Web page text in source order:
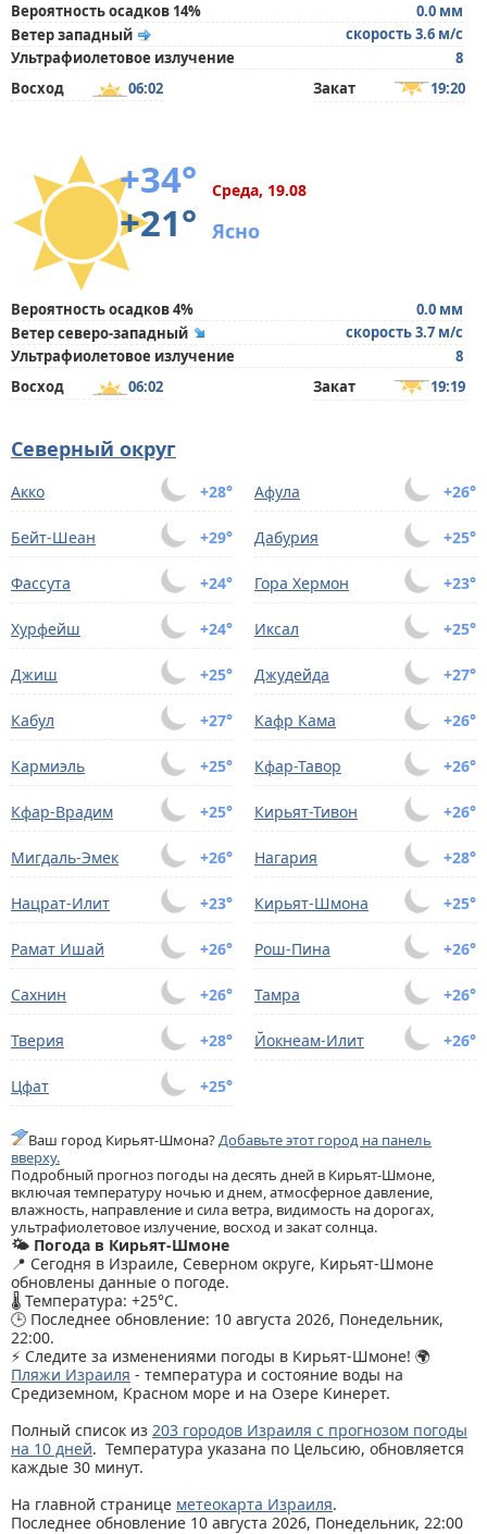
Вероятность осадков 14%
0.0 мм
Ветер западный
скорость 3.6 м/с
Ультрафиолетовое излучение
8
Восход
06:02 Закат 19:20
+34°
+21°
Среда, 19.08
Ясно
Вероятность осадков 4%
0.0 мм
Ветер северо-западный
скорость 3.7 м/с
Ультрафиолетовое излучение
8
Восход
06:02 Закат 19:19
Северный округ
+28°
Акко +26°
Афула
+29°
Бейт-Шеан +25°
Дабурия
+24°
Фассута +23°
Гора Хермон
+24°
Хурфейш +25°
Иксал
+25°
Джиш +27°
Джудейда
+27°
Кабул +26°
Кафр Кама
+25°
Кармиэль +26°
Кфар-Тавoр
+25°
Кфар-Врадим +26°
Кирьят-Тивон
+26°
Мигдаль-Эмек +28°
Нагария
+23°
Нацрат-Илит +25°
Кирьят-Шмона
+26°
Рамат Ишай +26°
Рoш-Пина
+26°
Сахнин +26°
Тамра
+28°
Тверия +26°
Йокнеам-Илит
+25°
Цфат
Ваш город Кирьят-Шмона?Добавьте этот город на панель
вверху.
Подробный прогноз погоды на десять дней в Кирьят-Шмоне,
включая температуру ночью и днем, атмосферное давление,
влажность, направление и сила ветра, видимость на дорогах,
ультрафиолетовое излучение, восход и закат солнца.
🌤️ Погода в Кирьят-Шмоне
📍 Сегодня в Израиле, Северном округе, Кирьят-Шмоне
обновлены данные о погоде.
🌡️ Температура: +25°C.
🕒 Последнее обновление: 10 августа 2026, Понедельник,
22:00.
⚡ Следите за изменениями погоды в Кирьят-Шмоне! 🌍
Пляжи Израиля - температура и состояние воды на
Средиземном, Красном море и на Озере Кинерет.
Полный список из 203 городов Израиля с прогнозом погоды
на 10 дней. Температура указана по Цельсию, обновляется
каждые 30 минут.
На главной странице метеокарта Израиля.
Последнее обновление 10 августа 2026, Понедельник, 22:00